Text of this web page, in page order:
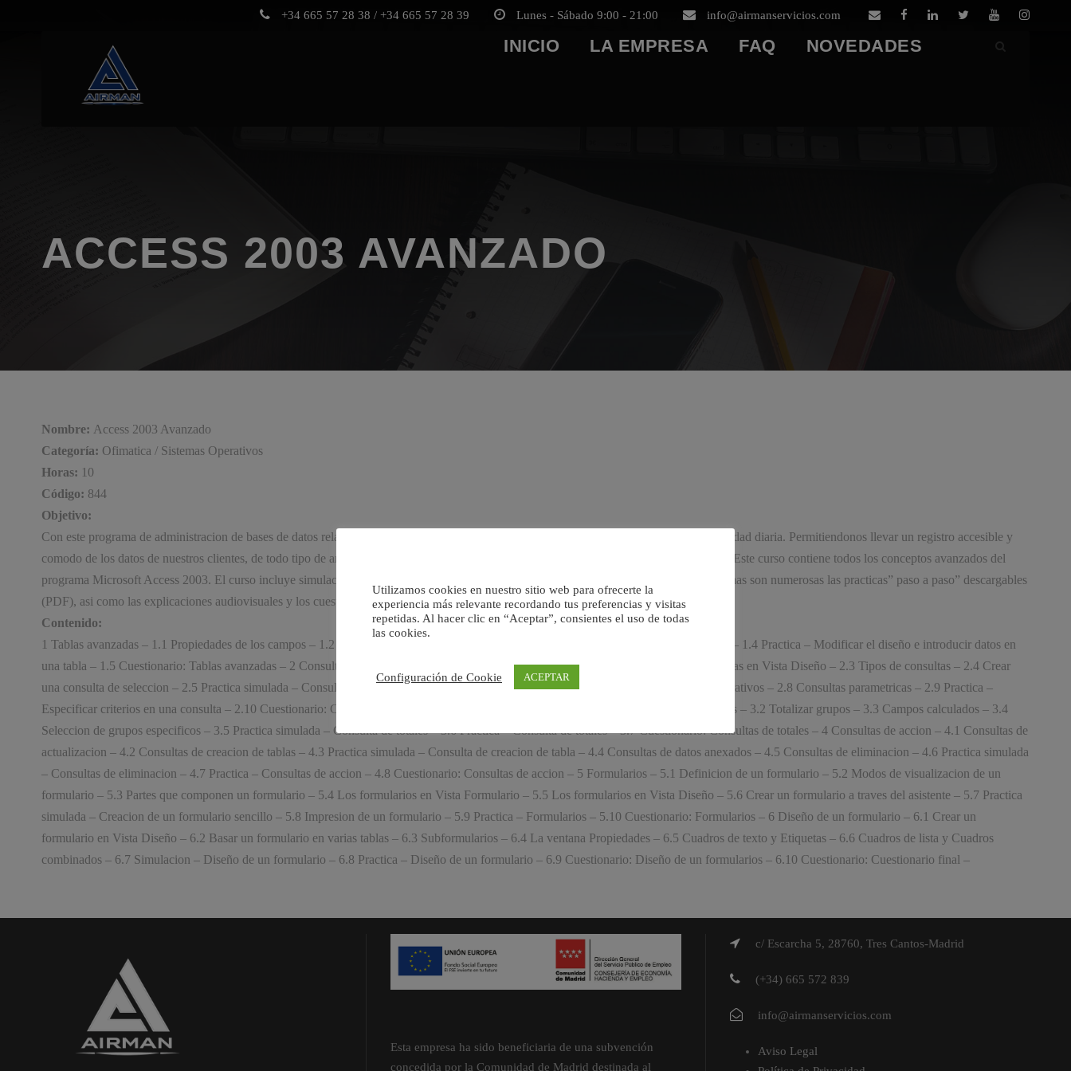
+34 665 57 28 38 / +34 665 57 28 39 Lunes - Sábado 9:00 - 21:00 info@airmanservicios.com
INICIO LA EMPRESA FAQ NOVEDADES
ACCESS 2003 AVANZADO
Nombre: Access 2003 Avanzado
Categoría: Ofimatica / Sistemas Operativos
Horas: 10
Código: 844
Objetivo:
Con este programa de administracion de bases de datos relacionales podemos manejar el conjunto de datos que nos rodea en nuestra actividad diaria. Permitiendonos llevar un registro accesible y
comodo de los datos de nuestros clientes, de todo tipo de archivo profesional o de nuestra biblioteca privada, por poner algunos ejemplos. Este curso contiene todos los conceptos avanzados del
programa Microsoft Access 2003. El curso incluye simulaciones del programa real por lo que no es imprescindible tenerlo instalado. Ademas son numerosas las practicas” paso a paso” descargables
(PDF), asi como las explicaciones audiovisuales y los cuestionarios.
Contenido:
1 Tablas avanzadas – 1.1 Propiedades de los campos – 1.2 Aplicacion de la regla de validacion – 1.3 Aplicacion de la mascara de entrada – 1.4 Practica – Modificar el diseño e introducir datos en
una tabla – 1.5 Cuestionario: Tablas avanzadas – 2 Consultas de seleccion – 2.1 Video real – Definicion de una consulta – 2.2 Las consultas en Vista Diseño – 2.3 Tipos de consultas – 2.4 Crear
una consulta de seleccion – 2.5 Practica simulada – Consulta de seleccion – 2.6 Operadores logicos – 2.7 Video real – Operadores comparativos – 2.8 Consultas parametricas – 2.9 Practica –
Especificar criterios en una consulta – 2.10 Cuestionario: Consultas de seleccion – criterios – 3 Consultas de totales – 3.1 Agrupar registros – 3.2 Totalizar grupos – 3.3 Campos calculados – 3.4
Seleccion de grupos especificos – 3.5 Practica simulada – Consulta de totales – 3.6 Practica – Consulta de totales – 3.7 Cuestionario: Consultas de totales – 4 Consultas de accion – 4.1 Consultas de
actualizacion – 4.2 Consultas de creacion de tablas – 4.3 Practica simulada – Consulta de creacion de tabla – 4.4 Consultas de datos anexados – 4.5 Consultas de eliminacion – 4.6 Practica simulada
– Consultas de eliminacion – 4.7 Practica – Consultas de accion – 4.8 Cuestionario: Consultas de accion – 5 Formularios – 5.1 Definicion de un formulario – 5.2 Modos de visualizacion de un
formulario – 5.3 Partes que componen un formulario – 5.4 Los formularios en Vista Formulario – 5.5 Los formularios en Vista Diseño – 5.6 Crear un formulario a traves del asistente – 5.7 Practica
simulada – Creacion de un formulario sencillo – 5.8 Impresion de un formulario – 5.9 Practica – Formularios – 5.10 Cuestionario: Formularios – 6 Diseño de un formulario – 6.1 Crear un
formulario en Vista Diseño – 6.2 Basar un formulario en varias tablas – 6.3 Subformularios – 6.4 La ventana Propiedades – 6.5 Cuadros de texto y Etiquetas – 6.6 Cuadros de lista y Cuadros
combinados – 6.7 Simulacion – Diseño de un formulario – 6.8 Practica – Diseño de un formulario – 6.9 Cuestionario: Diseño de un formularios – 6.10 Cuestionario: Cuestionario final –
Esta empresa ha sido beneficiaria de una subvención
concedida por la Comunidad de Madrid destinada al
c/ Escarcha 5, 28760, Tres Cantos-Madrid
(+34) 665 572 839
info@airmanservicios.com
Aviso Legal
Utilizamos cookies en nuestro sitio web para ofrecerte la
experiencia más relevante recordando tus preferencias y visitas
repetidas. Al hacer clic en “Aceptar”, consientes el uso de todas
las cookies.
Configuración de Cookie ACEPTAR